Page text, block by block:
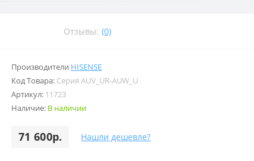
Отзывы: (0)
Производители HISENSE
Код Товара: Серия AUV_UR-AUW_U
Артикул: 11723
Наличие: В наличии
71 600р. Нашли дешевле?